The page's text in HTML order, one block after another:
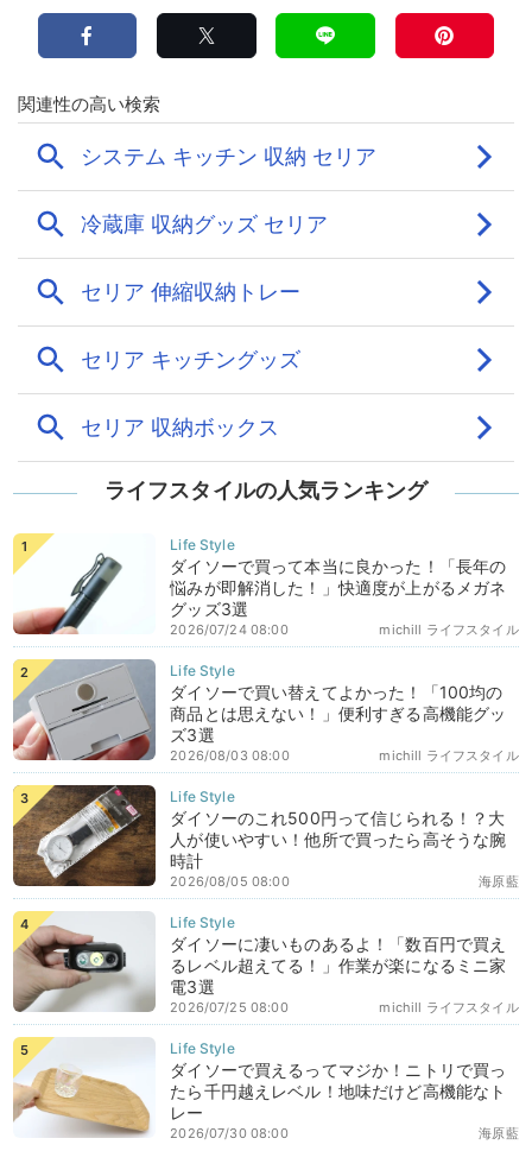
ライフスタイルの人気ランキング
ダイソーで買って本当に良かった！「長年の
悩みが即解消した！」快適度が上がるメガネ
グッズ3選
michill ライフスタイル
2026/07/24 08:00
ダイソーで買い替えてよかった！「100均の
商品とは思えない！」便利すぎる高機能グッ
ズ3選
michill ライフスタイル
2026/08/03 08:00
ダイソーのこれ500円って信じられる！？大
人が使いやすい！他所で買ったら高そうな腕
時計
海原藍
2026/08/05 08:00
ダイソーに凄いものあるよ！「数百円で買え
るレベル超えてる！」作業が楽になるミニ家
電3選
michill ライフスタイル
2026/07/25 08:00
ダイソーで買えるってマジか！ニトリで買っ
たら千円越えレベル！地味だけど高機能なト
レー
海原藍
2026/07/30 08:00